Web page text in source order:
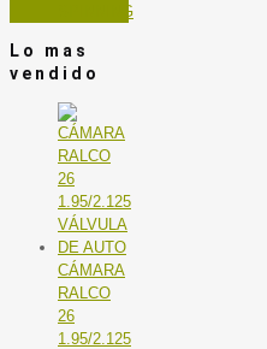
SPINNING
Lo mas
vendido
CÁMARA
RALCO
26
1.95/2.125